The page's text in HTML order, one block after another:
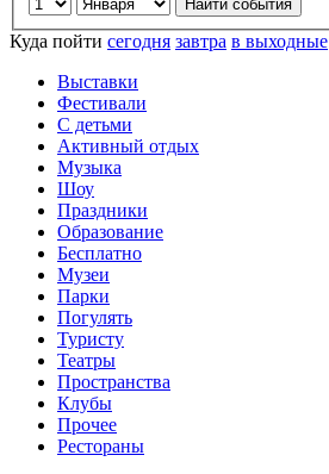
Куда пойти сегодня завтра в выходные
Выставки
Фестивали
С детьми
Активный отдых
Музыка
Шоу
Праздники
Образование
Бесплатно
Музеи
Парки
Погулять
Туристу
Театры
Пространства
Клубы
Прочее
Рестораны